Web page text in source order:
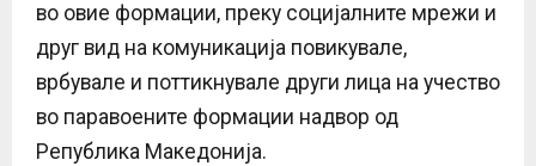
во овие формации, преку социјалните мрежи и
друг вид на комуникација повикувале,
врбувале и поттикнувале други лица на учество
во паравоените формации надвор од
Република Македонија.